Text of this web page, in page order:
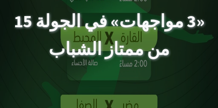
«3 مواجهات» في الجولة 15
من ممتاز الشباب